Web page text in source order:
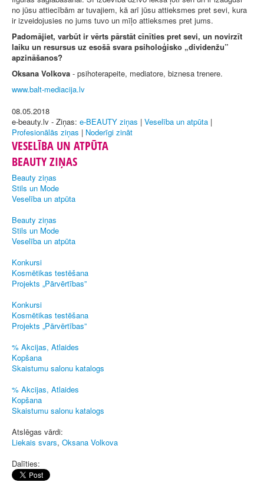
no jūsu attiecībām ar tuvajiem, kā arī jūsu attieksmes pret sevi, kura
ir izveidojusies no jums tuvo un mīļo attieksmes pret jums.
Padomājiet, varbūt ir vērts pārstāt cīnīties pret sevi, un novirzīt
laiku un resursus uz esošā svara psiholoģisko „dividenžu”
apzināšanos?
Oksana Volkova - psihoterapeite, mediatore, biznesa trenere.
www.balt-mediacija.lv
08.05.2018
e-beauty.lv - Ziņas: e-BEAUTY ziņas | Veselība un atpūta |
Profesionālās ziņas | Noderīgi zināt
VESELĪBA UN ATPŪTA
BEAUTY ZIŅAS
Beauty ziņas
Stils un Mode
Veselība un atpūta
Beauty ziņas
Stils un Mode
Veselība un atpūta
Konkursi
Kosmētikas testēšana
Projekts „Pārvērtības”
Konkursi
Kosmētikas testēšana
Projekts „Pārvērtības”
% Akcijas, Atlaides
Kopšana
Skaistumu salonu katalogs
% Akcijas, Atlaides
Kopšana
Skaistumu salonu katalogs
Atslēgas vārdi:
Liekais svars, Oksana Volkova
Dalīties: